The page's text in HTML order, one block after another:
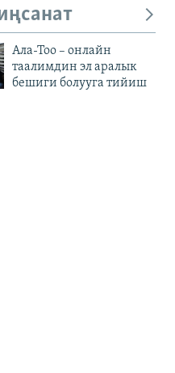
Ала-Тоо – онлайн
таалимдин эл аралык
бешиги болууга тийиш